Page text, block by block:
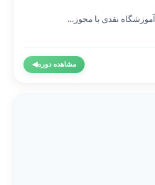
مشاهده دوره◀